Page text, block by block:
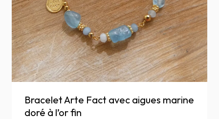
Bracelet Arte Fact avec aigues marine
doré à l’or fin